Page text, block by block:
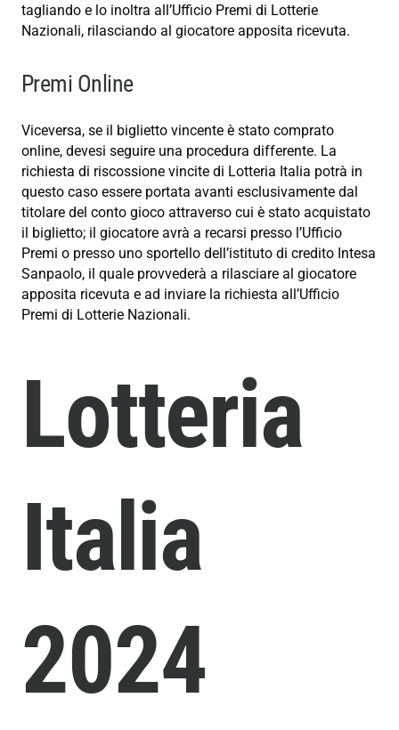
tagliando e lo inoltra all’Ufficio Premi di Lotterie
Nazionali, rilasciando al giocatore apposita ricevuta.
Premi Online
Viceversa, se il biglietto vincente è stato comprato
online, devesi seguire una procedura differente. La
richiesta di riscossione vincite di Lotteria Italia potrà in
questo caso essere portata avanti esclusivamente dal
titolare del conto gioco attraverso cui è stato acquistato
il biglietto; il giocatore avrà a recarsi presso l’Ufficio
Premi o presso uno sportello dell’istituto di credito Intesa
Sanpaolo, il quale provvederà a rilasciare al giocatore
apposita ricevuta e ad inviare la richiesta all’Ufficio
Premi di Lotterie Nazionali.
Lotteria
Italia
2024